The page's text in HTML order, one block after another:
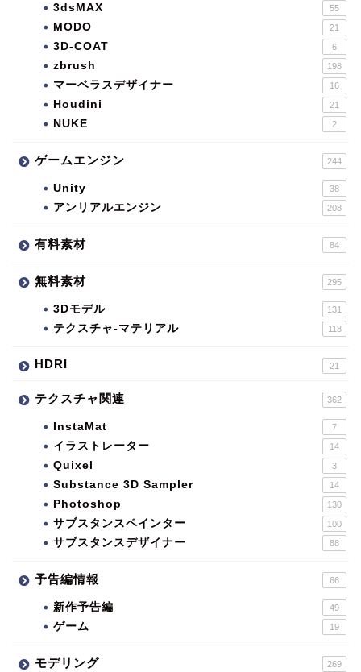
3dsMAX 55
MODO 21
3D-COAT 6
zbrush 198
マーベラスデザイナー 16
Houdini 21
NUKE 2
ゲームエンジン 244
Unity 38
アンリアルエンジン 208
有料素材 84
無料素材 295
3Dモデル 131
テクスチャ-マテリアル 118
HDRI 21
テクスチャ関連 362
InstaMat 7
イラストレーター 14
Quixel 3
Substance 3D Sampler 14
Photoshop 130
サブスタンスペインター 100
サブスタンスデザイナー 88
予告編情報 66
新作予告編 49
ゲーム 19
モデリング 269